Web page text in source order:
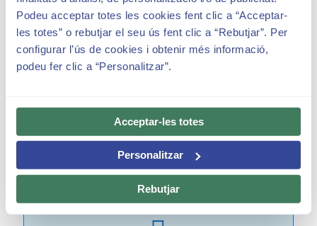
Podeu acceptar totes les cookies fent clic a “Acceptar-
les totes” o rebutjar el seu ús fent clic a “Rebutjar”. Per
configurar l’ús de cookies i obtenir més informació,
podeu fer clic a “Personalitzar”.
Acceptar-les totes
Personalitzar
Rebutjar
Preguem si us plau, llegiu detingudament lanostra
normativa i condicionsabans d’efectuar el registre i reserva.
Per a més informació podeu
descarregar-vos el manual
consultar les preguntes freqüents que apareixen a
Recomanacions i normativa de visita